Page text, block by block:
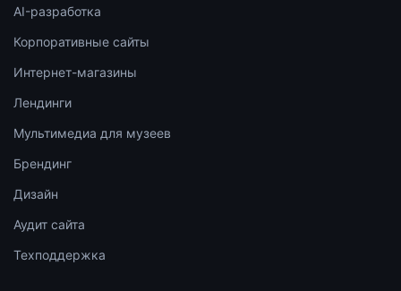
AI-разработка
Корпоративные сайты
Интернет-магазины
Лендинги
Мультимедиа для музеев
Брендинг
Дизайн
Аудит сайта
Техподдержка